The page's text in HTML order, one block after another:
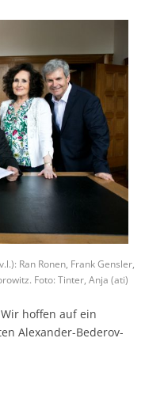
Ran Ronen, Frank Gensler,
Foto: Tinter, Anja (ati)
hoffen auf ein
Alexander-Bederov-